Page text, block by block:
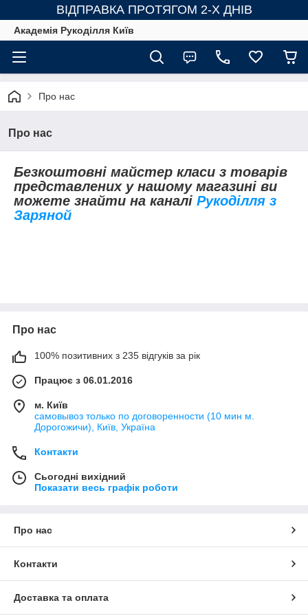
ВІДПРАВКА ПРОТЯГОМ 2-Х ДНІВ
Академія Рукоділля Київ
Про нас
Про нас
Безкоштовні майстер класи з товарів
представлених у нашому магазині ви
можете знайти на каналі Рукоділля з
Заряной
Про нас
100% позитивних з 235 відгуків за рік
Працює з 06.01.2016
м. Київ
самовывоз только по договоренности (10 мин м.
Дорогожичи), Київ, Україна
Контакти
Сьогодні вихідний
Показати весь графік роботи
Про нас
Контакти
Доставка та оплата